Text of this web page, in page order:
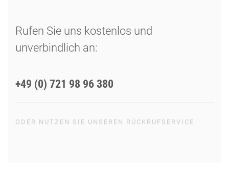
Rufen Sie uns kostenlos und
unverbindlich an:
+49 (0) 721 98 96 380
ODER NUTZEN SIE UNSEREN RÜCKRUFSERVICE: